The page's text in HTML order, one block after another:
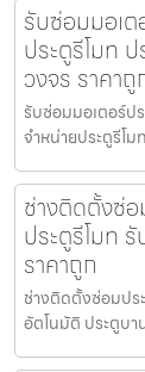
รับซ่อมมอเ
ประตูรีโมท
วงจร ราคาถู
รับซ่อมมอเตอร์ป
จำหน่ายประตูรีโ
ช่างติดตั้งซ่
ประตูรีโมท
ราคาถูก
ช่างติดตั้งซ่อมปร
อัตโนมัติ ประตูบา